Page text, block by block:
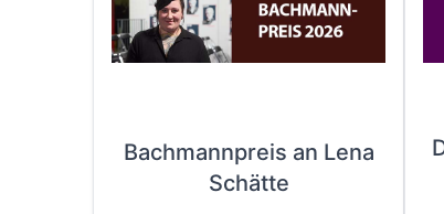
Bachmannpreis an Lena
Schätte